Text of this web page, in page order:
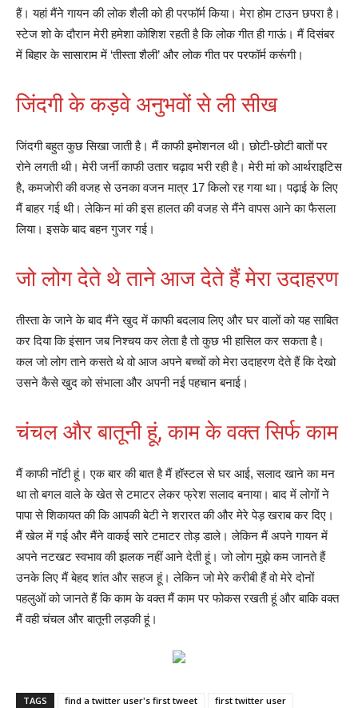
हैं। यहां मैंने गायन की लोक शैली को ही परफॉर्म किया। मेरा होम टाउन छपरा है।
स्टेज शो के दौरान मेरी हमेशा कोशिश रहती है कि लोक गीत ही गाऊं। मैं दिसंबर
में बिहार के सासाराम में ‘तीस्ता शैली’ और लोक गीत पर परफॉर्म करूंगी।
जिंदगी के कड़वे अनुभवों से ली सीख
जिंदगी बहुत कुछ सिखा जाती है। मैं काफी इमोशनल थी। छोटी-छोटी बातों पर
रोने लगती थी। मेरी जर्नी काफी उतार चढ़ाव भरी रही है। मेरी मां को आर्थराइटिस
है, कमजोरी की वजह से उनका वजन मात्र 17 किलो रह गया था। पढ़ाई के लिए
मैं बाहर गई थी। लेकिन मां की इस हालत की वजह से मैंने वापस आने का फैसला
लिया। इसके बाद बहन गुजर गई।
जो लोग देते थे ताने आज देते हैं मेरा उदाहरण
तीस्ता के जाने के बाद मैंने खुद में काफी बदलाव लिए और घर वालों को यह साबित
कर दिया कि इंसान जब निश्चय कर लेता है तो कुछ भी हासिल कर सकता है।
कल जो लोग ताने कसते थे वो आज अपने बच्चों को मेरा उदाहरण देते हैं कि देखो
उसने कैसे खुद को संभाला और अपनी नई पहचान बनाई।
चंचल और बातूनी हूं, काम के वक्त सिर्फ काम
मैं काफी नॉटी हूं। एक बार की बात है मैं हॉस्टल से घर आई, सलाद खाने का मन
था तो बगल वाले के खेत से टमाटर लेकर फ्रेश सलाद बनाया। बाद में लोगों ने
पापा से शिकायत की कि आपकी बेटी ने शरारत की और मेरे पेड़ खराब कर दिए।
मैं खेल में गई और मैंने वाकई सारे टमाटर तोड़ डाले। लेकिन मैं अपने गायन में
अपने नटखट स्वभाव की झलक नहीं आने देती हूं। जो लोग मुझे कम जानते हैं
उनके लिए मैं बेहद शांत और सहज हूं। लेकिन जो मेरे करीबी हैं वो मेरे दोनों
पहलुओं को जानते हैं कि काम के वक्त मैं काम पर फोकस रखती हूं और बाकि वक्त
मैं वही चंचल और बातूनी लड़की हूं।
TAGS find a twitter user's first tweet first twitter user